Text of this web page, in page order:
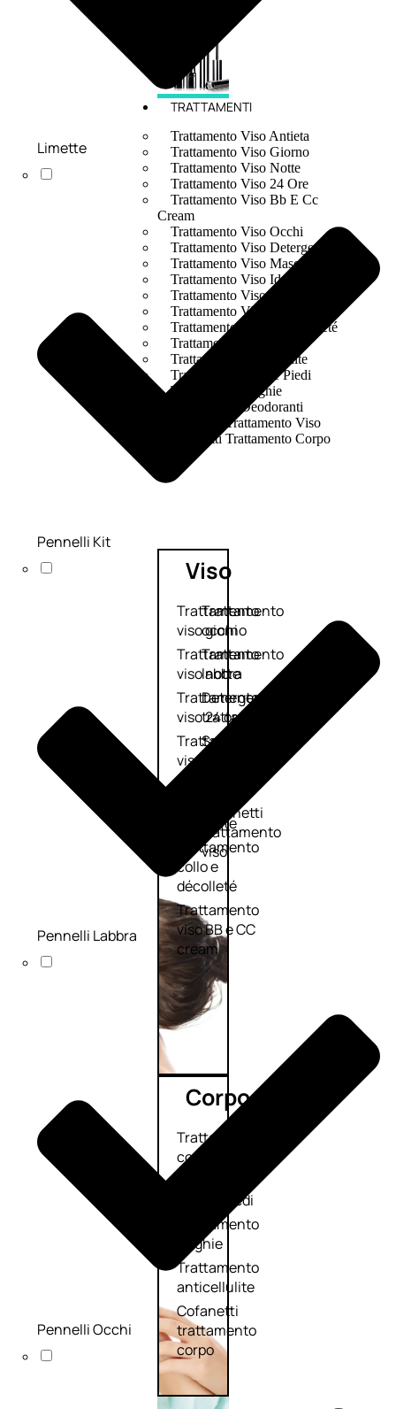
TRATTAMENTI
Trattamento Viso Antieta
Trattamento Viso Giorno
Trattamento Viso Notte
Trattamento Viso 24 Ore
Trattamento Viso Bb E Cc
Cream
Trattamento Viso Occhi
Trattamento Viso Detergenza
Trattamento Viso Maschere
Trattamento Viso Idratante
Trattamento Viso Labbra
Trattamento Viso Sieri
Trattamento Collo e Decolleté
Trattamento Corpo
Trattamento Anticellulite
Trattamento Mani e Piedi
Trattamento Unghie
Trattamento Deodoranti
Cofanetti Trattamento Viso
Cofanetti Trattamento Corpo
Viso
Trattamento
viso giorno
Trattamento
viso notte
Trattamento
viso 24 ore
Trattamento
viso antietà
idratante
Trattamento
collo e
décolleté
Trattamento
viso BB e CC
cream
Trattamento
occhi
Trattamento
labbra
Detergenti
trattanti
Scrub
Cofanetti
trattamento
viso
Corpo
Trattamento
corpo
Trattamento
mani e piedi
Trattamento
unghie
Trattamento
anticellulite
Cofanetti
trattamento
corpo
Limette
Pennelli Kit
Pennelli Labbra
Pennelli Occhi